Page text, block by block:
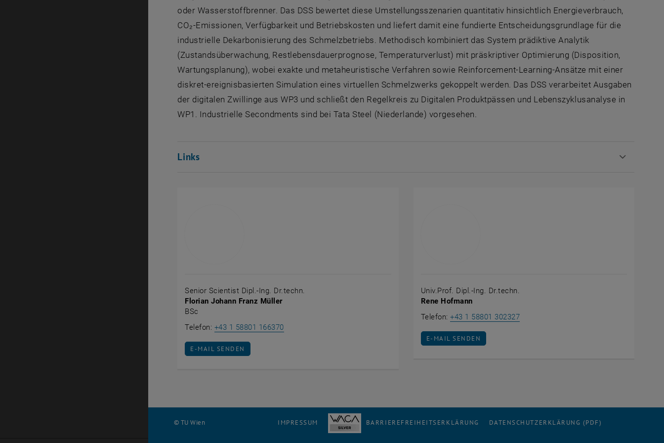
oder Wasserstoffbrenner. Das DSS bewertet diese Umstellungsszenarien quantitativ hinsichtlich Energieverbrauch,
CO₂-Emissionen, Verfügbarkeit und Betriebskosten und liefert damit eine fundierte Entscheidungsgrundlage für die
industrielle Dekarbonisierung des Schmelzbetriebs. Methodisch kombiniert das System prädiktive Analytik
(Zustandsüberwachung, Restlebensdauerprognose, Temperaturverlust) mit präskriptiver Optimierung (Disposition,
Wartungsplanung), wobei exakte und metaheuristische Verfahren sowie Reinforcement-Learning-Ansätze mit einer
diskret-ereignisbasierten Simulation eines virtuellen Schmelzwerks gekoppelt werden. Das DSS verarbeitet Ausgaben
der digitalen Zwillinge aus WP3 und schließt den Regelkreis zu Digitalen Produktpässen und Lebenszyklusanalyse in
WP1. Industrielle Secondments sind bei Tata Steel (Niederlande) vorgesehen.
Links
Senior Scientist Dipl.-Ing. Dr.techn.
Florian Johann Franz Müller
BSc
Telefon: +43 1 58801 166370Florian Johann Franz Müller anrufen
E-MAIL AN FLORIAN JOHANN FRANZ MÜLLER SENDEN
E-MAIL SENDEN
Univ.Prof. Dipl.-Ing. Dr.techn.
Rene Hofmann
Telefon:+43 1 58801 302327Rene Hofmann anrufen
E-MAIL AN RENE HOFMANN SENDEN
E-MAIL SENDEN
© TU Wien IMPRESSUM BARRIEREFREIHEITSERKLÄRUNG DATENSCHUTZERKLÄRUNG (PDF)